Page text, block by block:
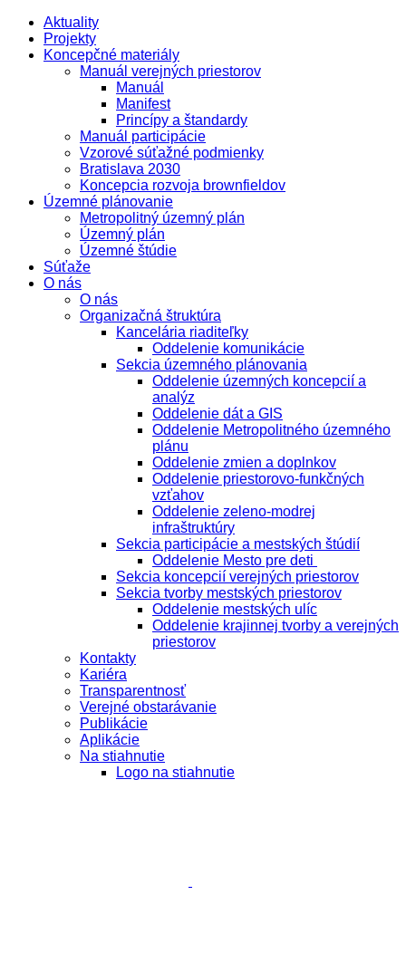
Aktuality
Projekty
Koncepčné materiály
Manuál verejných priestorov
Manuál
Manifest
Princípy a štandardy
Manuál participácie
Vzorové súťažné podmienky
Bratislava 2030
Koncepcia rozvoja brownfieldov
Územné plánovanie
Metropolitný územný plán
Územný plán
Územné štúdie
Súťaže
O nás
O nás
Organizačná štruktúra
Kancelária riaditeľky
Oddelenie komunikácie
Sekcia územného plánovania
Oddelenie územných koncepcií a
analýz
Oddelenie dát a GIS
Oddelenie Metropolitného územného
plánu
Oddelenie zmien a doplnkov
Oddelenie priestorovo-funkčných
vzťahov
Oddelenie zeleno-modrej
infraštruktúry
Sekcia participácie a mestských štúdií
Oddelenie Mesto pre deti
Sekcia koncepcií verejných priestorov
Sekcia tvorby mestských priestorov
Oddelenie mestských ulíc
Oddelenie krajinnej tvorby a verejných
priestorov
Kontakty
Kariéra
Transparentnosť
Verejné obstarávanie
Publikácie
Aplikácie
Na stiahnutie
Logo na stiahnutie